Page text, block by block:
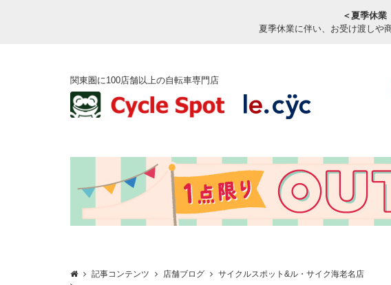
＜夏季休業
夏季休業に伴い、お受け渡しや
関東圏に100店舗以上の自転車専門店
記事コンテンツ 店舗ブログ サイクルスポット&ル・サイク海老名店